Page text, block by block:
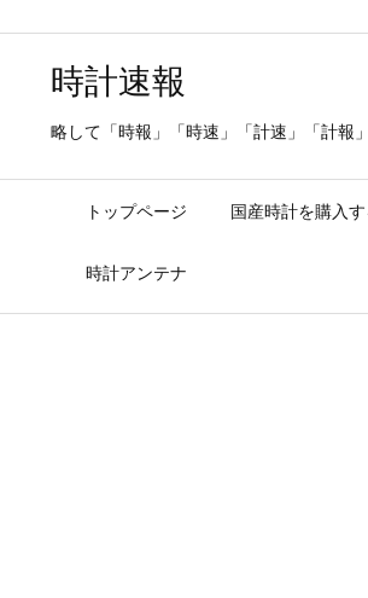
時計速報
略して「時報」「時速」「計速」「計報
トップページ 国産時計を購入す
時計アンテナ